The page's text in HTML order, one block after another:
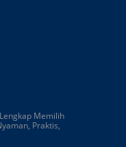
Memilih
Praktis,